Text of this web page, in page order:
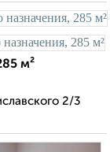
м²
2/3